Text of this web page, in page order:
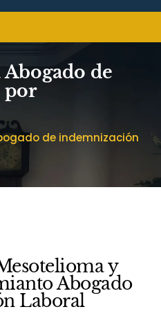
de
por
de indemnización
y
Abogado
Laboral